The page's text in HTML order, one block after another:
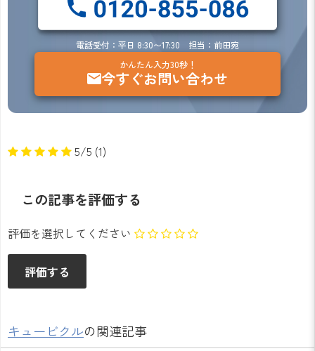
電話受付：平日 8:30〜17:30 担当：前田宛
かんたん入力30秒！
今すぐお問い合わせ
5/5 (1)
この記事を評価する
評価を選択してください
キュービクルの関連記事